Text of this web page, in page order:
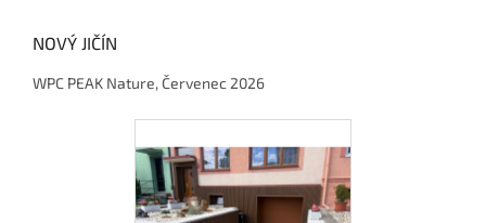
NOVÝ JIČÍN
WPC PEAK Nature, Červenec 2026